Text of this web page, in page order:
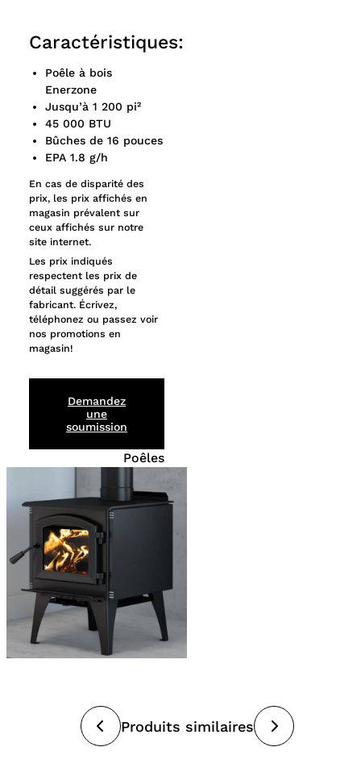
Poêles
Caractéristiques:
Poêle à bois
Enerzone
Jusqu’à 1 200 pi²
45 000 BTU
Bûches de 16 pouces
EPA 1.8 g/h
En cas de disparité des
prix, les prix affichés en
magasin prévalent sur
ceux affichés sur notre
site internet.
Les prix indiqués
respectent les prix de
détail suggérés par le
fabricant. Écrivez,
téléphonez ou passez voir
nos promotions en
magasin!
Demandez
une
soumission
Produits similaires